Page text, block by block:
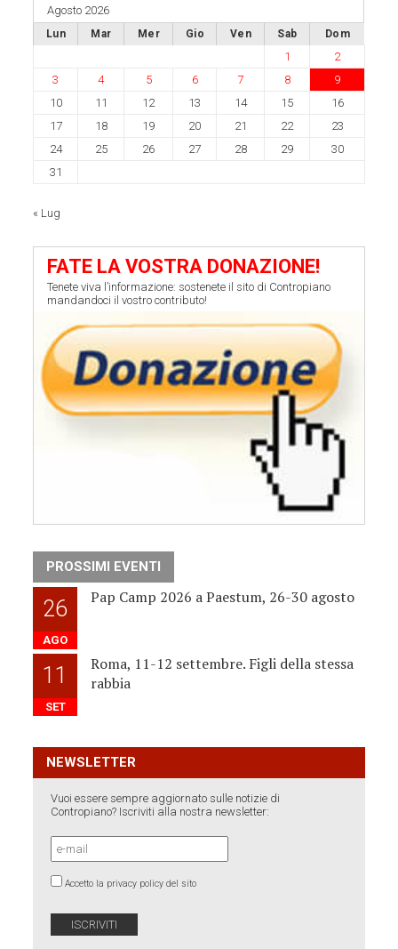
Agosto 2026
Lun Mar Mer Gio Ven Sab Dom
1
2
3
4 5 6 7 8
9
10
11 12 13 14 15
16
17
18 19 20 21 22
23
24
25 26 27 28 29
30
31
« Lug
FATE LA VOSTRA DONAZIONE!
Tenete viva l’informazione: sostenete il sito di Contropiano
mandandoci il vostro contributo!
PROSSIMI EVENTI
26
AGO
Pap Camp 2026 a Paestum, 26-30 agosto
11
SET
Roma, 11-12 settembre. Figli della stessa
rabbia
NEWSLETTER
Vuoi essere sempre aggiornato sulle notizie di
Contropiano? Iscriviti alla nostra newsletter:
Accetto la privacy policy del sito